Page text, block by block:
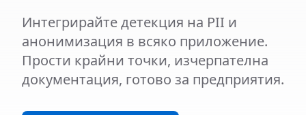
Интегрирайте детекция на PII и
анонимизация в всяко приложение.
Прости крайни точки, изчерпателна
документация, готово за предприятия.